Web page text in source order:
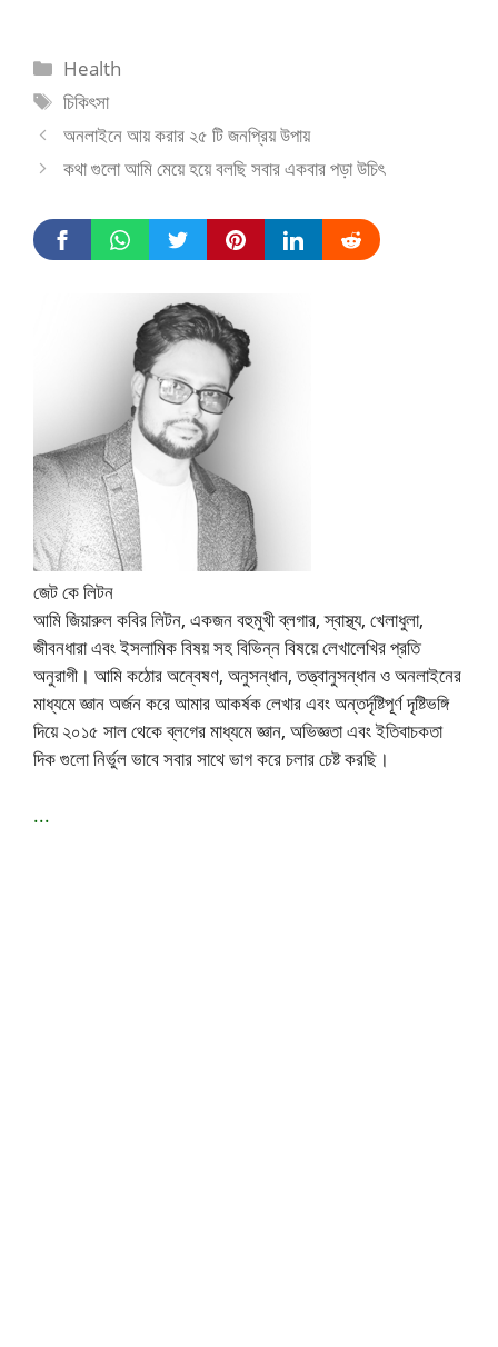
Categories
Health
Tags
চিকিৎসা
অনলাইনে আয় করার ২৫ টি জনপ্রিয় উপায়
কথা গুলো আমি মেয়ে হয়ে বলছি সবার একবার পড়া উচিৎ
জেট কে লিটন
আমি জিয়ারুল কবির লিটন, একজন বহুমুখী ব্লগার, স্বাস্থ্য, খেলাধুলা,
জীবনধারা এবং ইসলামিক বিষয় সহ বিভিন্ন বিষয়ে লেখালেখির প্রতি
অনুরাগী। আমি কঠোর অন্বেষণ, অনুসন্ধান, তত্ত্বানুসন্ধান ও অনলাইনের
মাধ্যমে জ্ঞান অর্জন করে আমার আকর্ষক লেখার এবং অন্তর্দৃষ্টিপূর্ণ দৃষ্টিভঙ্গি
দিয়ে ২০১৫ সাল থেকে ব্লগের মাধ্যমে জ্ঞান, অভিজ্ঞতা এবং ইতিবাচকতা
দিক গুলো নির্ভুল ভাবে সবার সাথে ভাগ করে চলার চেষ্ট করছি।
...